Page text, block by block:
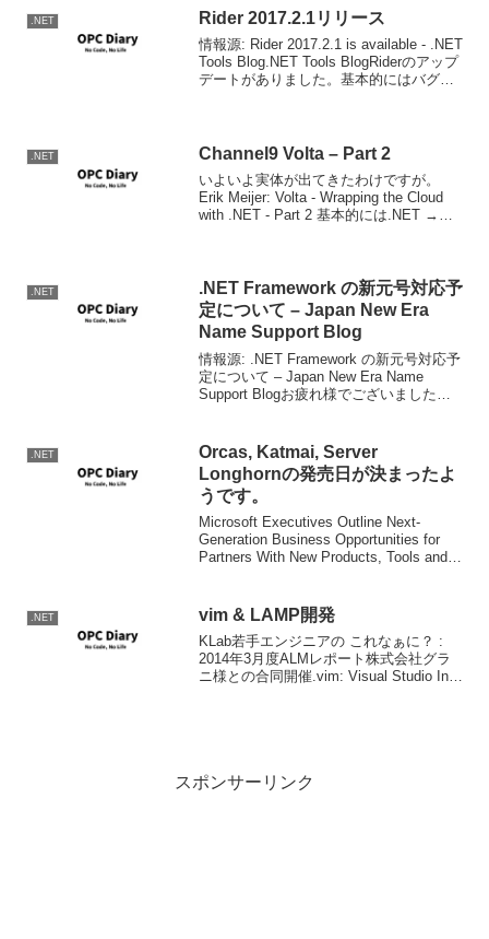
.NET Rider 2017.2.1リリース
情報源: Rider 2017.2.1 is available - .NET
Tools Blog.NET Tools BlogRiderのアップ
デートがありました。基本的にはバグ修
.NET Channel9 Volta – Part 2
いよいよ実体が出てきたわけですが。
Erik Meijer: Volta - Wrapping the Cloud
with .NET - Part 2 基本的には.NET →
.NET
.NET Framework の新元号対応予
定について – Japan New Era
Name Support Blog
情報源: .NET Framework の新元号対応予
定について – Japan New Era Name
Support Blogお疲れ様でございました。
.NET
Orcas, Katmai, Server
Longhornの発売日が決まったよ
うです。
Microsoft Executives Outline Next-
Generation Business Opportunities for
Partners With New Products, Tools and
.NET vim & LAMP開発
KLab若手エンジニアの これなぁに？ :
2014年3月度ALMレポート株式会社グラ
ニ様との合同開催.vim: Visual Studio In
スポンサーリンク